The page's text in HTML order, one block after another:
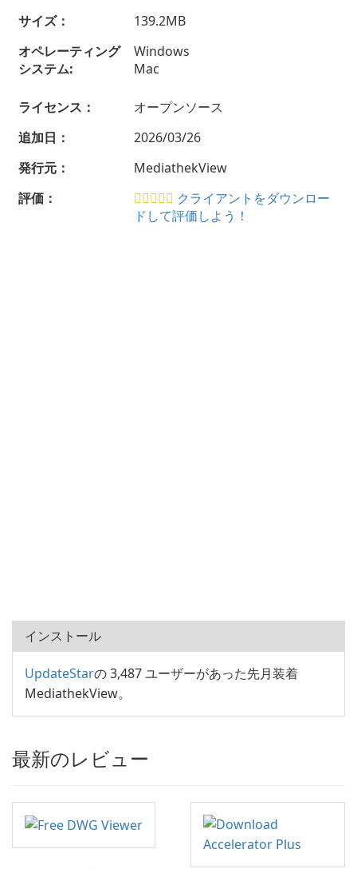
サイズ：
139.2MB
オペレーティング
システム:
Windows
Mac
ライセンス：
オープンソース
追加日：
2026/03/26
発行元：
MediathekView
評価：
クライアントをダウンロー
ドして評価しよう！
インストール
UpdateStarの 3,487 ユーザーがあった先月装着
MediathekView。
最新のレビュー